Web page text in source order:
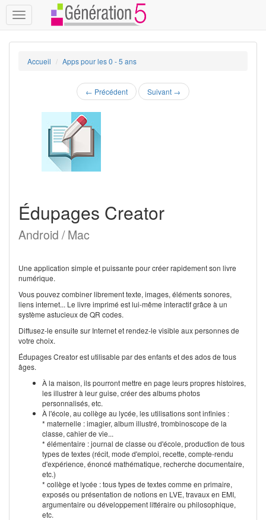
Toggle
navigation
Accueil Apps pour les 0 - 5 ans
← Précédent Suivant →
Édupages Creator
Android / Mac
Une application simple et puissante pour créer rapidement son livre
numérique.
Vous pouvez combiner librement texte, images, éléments sonores,
liens internet... Le livre imprimé est lui-même interactif grâce à un
système astucieux de QR codes.
Diffusez-le ensuite sur Internet et rendez-le visible aux personnes de
votre choix.
Édupages Creator est utilisable par des enfants et des ados de tous
âges.
À la maison, ils pourront mettre en page leurs propres histoires,
les illustrer à leur guise, créer des albums photos
personnalisés, etc.
À l'école, au collège au lycée, les utilisations sont infinies :
* maternelle : imagier, album illustré, trombinoscope de la
classe, cahier de vie...
* élémentaire : journal de classe ou d'école, production de tous
types de textes (récit, mode d'emploi, recette, compte-rendu
d'expérience, énoncé mathématique, recherche documentaire,
etc.)
* collège et lycée : tous types de textes comme en primaire,
exposés ou présentation de notions en LVE, travaux en EMI,
argumentaire ou développement littéraire ou philosophique,
etc.